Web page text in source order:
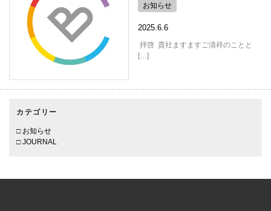
お知らせ
2025.6.6
拝啓 貴社ますますご清祥のことと
[…]
カテゴリー
お知らせ
JOURNAL